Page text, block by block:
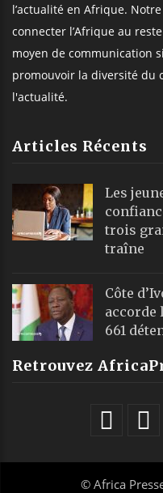
l’actualité en Afrique.
connecter l’Afrique au
moyen de communication
promouvoir la diversité du
l'actualité.
Articles Récents
Les
trois
traîne
Côte
accorde
661
Retrouvez
© Africa